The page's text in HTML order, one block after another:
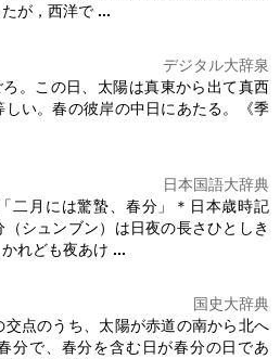
が，西洋で ...
デジタル大辞泉
。この日、太陽は真東から出て真西
い。春の彼岸の中日にあたる。《季
日本国語大辞典
二月には驚蟄、 春分 」＊日本歳時記
（シュンブン）は日夜の長さひとしき
れども夜あけ ...
国史大辞典
点のうち、太陽が赤道の南から北へ
分で、 春分を含む日が春分の日であ